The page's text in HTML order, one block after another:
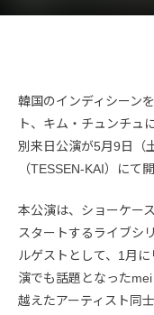
韓国のインディシーン
ト、キム・チュンチュ
別来日公演が5月9日（
（TESSEN-KAI）にて
本公演は、ショーケー
スタートするライブシ
ルゲストとして、1月
演でも話題となった
越えたアーティスト同